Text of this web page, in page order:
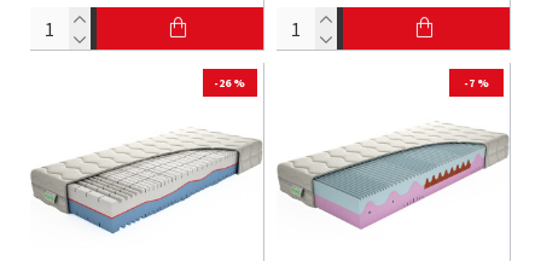
-26 % -7 %